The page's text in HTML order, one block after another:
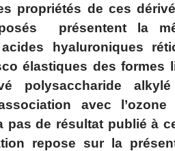
propriétés de ces
présentent la
hyaluroniques
élastiques des formes
polysaccharide
avec
pas de résultat publié à
repose sur la